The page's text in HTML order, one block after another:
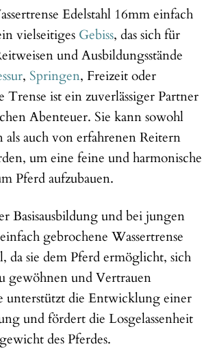
Edelstahl 16mm einfach
vielseitiges Gebiss, das sich für
und Ausbildungsstände
, Springen, Freizeit oder
Trense ist ein zuverlässiger Partner
Abenteuer. Sie kann sowohl
auch von erfahrenen Reitern
um eine feine und harmonische
Pferd aufzubauen.
Basisausbildung und bei jungen
gebrochene Wassertrense
da sie dem Pferd ermöglicht, sich
gewöhnen und Vertrauen
unterstützt die Entwicklung einer
und fördert die Losgelassenheit
des Pferdes.